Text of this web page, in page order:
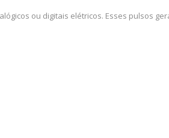
ou digitais elétricos. Esses pulsos